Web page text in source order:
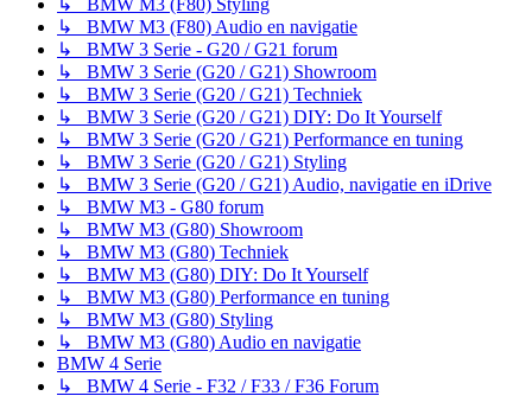
↳ BMW M3 (F80) Audio en navigatie
↳ BMW 3 Serie - G20 / G21 forum
↳ BMW 3 Serie (G20 / G21) Showroom
↳ BMW 3 Serie (G20 / G21) Techniek
↳ BMW 3 Serie (G20 / G21) DIY: Do It Yourself
↳ BMW 3 Serie (G20 / G21) Performance en tuning
↳ BMW 3 Serie (G20 / G21) Styling
↳ BMW 3 Serie (G20 / G21) Audio, navigatie en iDrive
↳ BMW M3 - G80 forum
↳ BMW M3 (G80) Showroom
↳ BMW M3 (G80) Techniek
↳ BMW M3 (G80) DIY: Do It Yourself
↳ BMW M3 (G80) Performance en tuning
↳ BMW M3 (G80) Styling
↳ BMW M3 (G80) Audio en navigatie
BMW 4 Serie
↳ BMW 4 Serie - F32 / F33 / F36 Forum